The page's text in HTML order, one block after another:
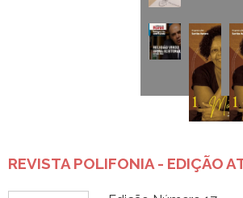
REVISTA POLIFONIA - EDIÇÃO